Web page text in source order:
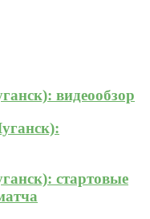
видеообзор
стартовые